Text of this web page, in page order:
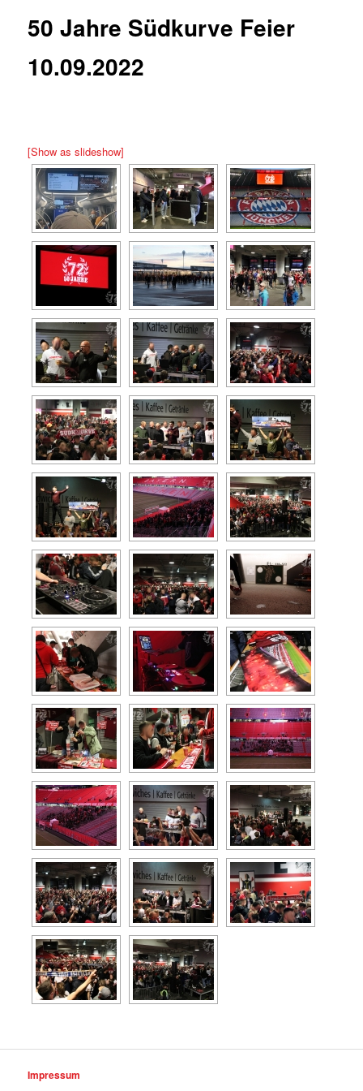
50 Jahre Südkurve Feier
10.09.2022
[Show as slideshow]
Impressum